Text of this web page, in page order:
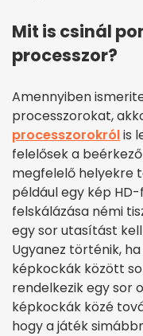
Mit is csinál
processzor?
Amennyiben
processzorokat,
processzorokrólis
felelősek a
megfelelő helyekre
például egy kép
felskálázása némi
egy sor utasítást
Ugyanez történik,
képkockák között
rendelkezik egy sor
képkockák közé
hogy a játék